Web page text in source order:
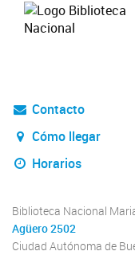
Contacto
Cómo llegar
Horarios
Biblioteca Nacional
Agüero 2502
Ciudad Autónoma de